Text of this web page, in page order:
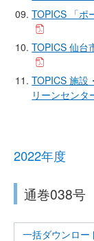
TOPICS 「ポ
TOPICS 仙台
TOPICS 施設
リーンセンタ
2022年度
通巻038
一括ダウンロー